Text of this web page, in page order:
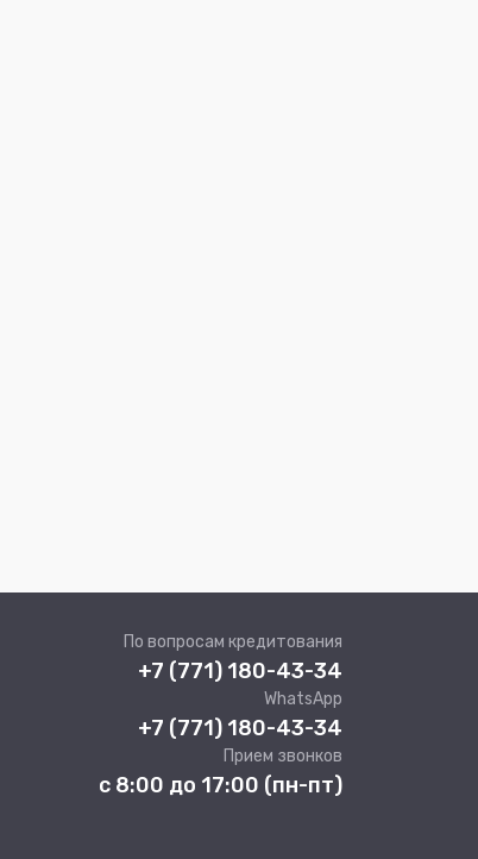
По вопросам кредитования
+7 (771) 180-43-34
WhatsApp
+7 (771) 180-43-34
Прием звонков
с 8:00 до 17:00 (пн-пт)